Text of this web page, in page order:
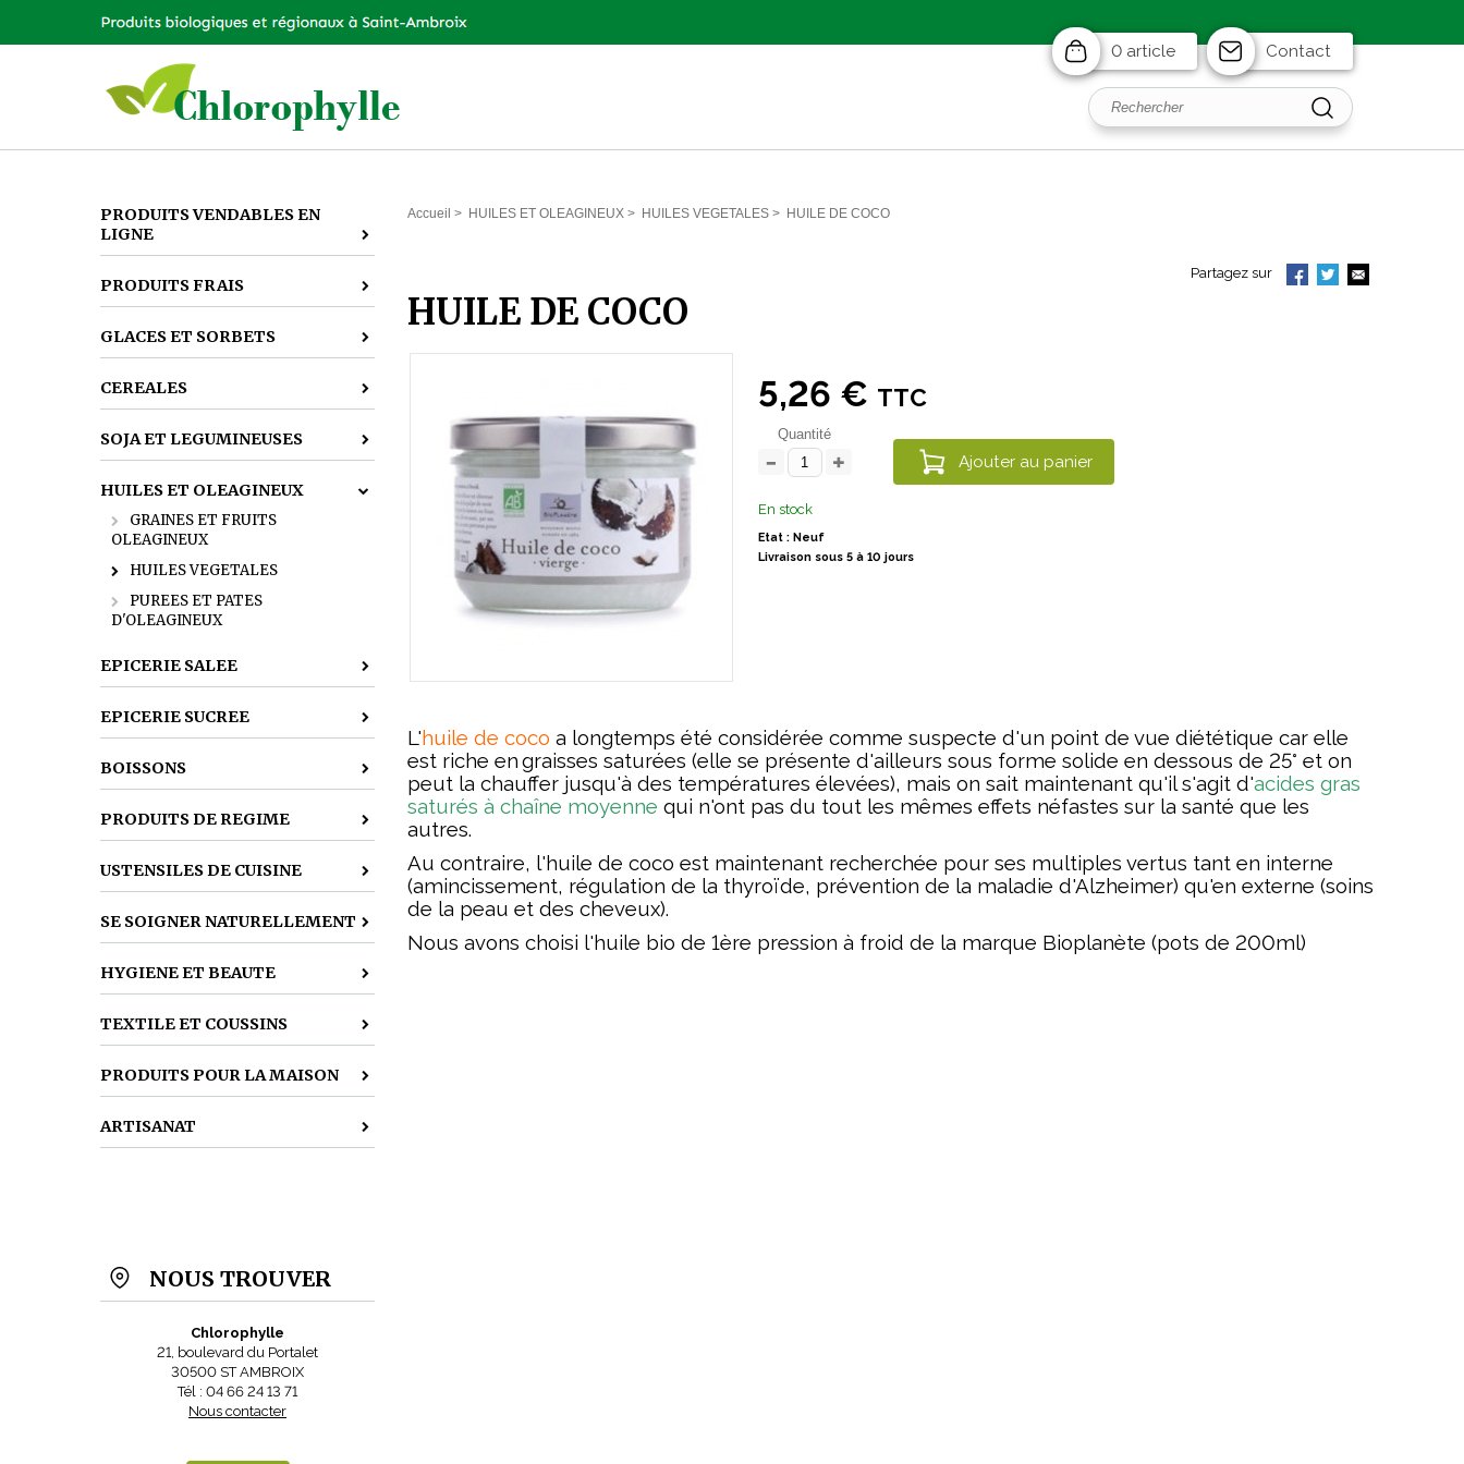
0 article Contact
PRODUITS VENDABLES EN
LIGNE
PRODUITS FRAIS
GLACES ET SORBETS
CEREALES
SOJA ET LEGUMINEUSES
HUILES ET OLEAGINEUX
GRAINES ET FRUITS
OLEAGINEUX
HUILES VEGETALES
PUREES ET PATES
D'OLEAGINEUX
EPICERIE SALEE
EPICERIE SUCREE
BOISSONS
PRODUITS DE REGIME
USTENSILES DE CUISINE
SE SOIGNER NATURELLEMENT
HYGIENE ET BEAUTE
TEXTILE ET COUSSINS
PRODUITS POUR LA MAISON
ARTISANAT
NOUS TROUVER
Chlorophylle
21, boulevard du Portalet
30500 ST AMBROIX
Tél : 04 66 24 13 71
Nous contacter
Accueil > HUILES ET OLEAGINEUX > HUILES VEGETALES > HUILE DE COCO
Partagez sur
HUILE DE COCO
5,26 € TTC
Quantité
Ajouter au panier
En stock
Etat : Neuf
Livraison sous 5 à 10 jours
L'huile de coco a longtemps été considérée comme suspecte d'un point de vue diététique car elle
est riche engraisses saturées (elle se présente d'ailleurs sous forme solide en dessous de 25° et on
peut la chauffer jusqu'à des températures élevées), mais on sait maintenant qu'il s'agit d'acides gras
saturés à chaîne moyenne qui n'ont pas du tout les mêmes effets néfastes sur la santé que les
autres.
Au contraire, l'huile de coco est maintenant recherchée pour ses multiples vertus tant en interne
(amincissement, régulation de la thyroïde, prévention de la maladie d'Alzheimer) qu'en externe (soins
de la peau et des cheveux).
Nous avons choisi l'huile bio de 1ère pression à froid de la marque Bioplanète (pots de 200ml)